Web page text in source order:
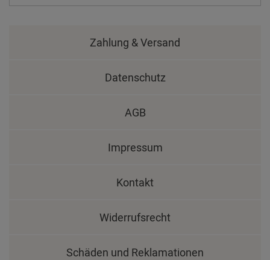
Zahlung & Versand
Datenschutz
AGB
Impressum
Kontakt
Widerrufsrecht
Schäden und Reklamationen